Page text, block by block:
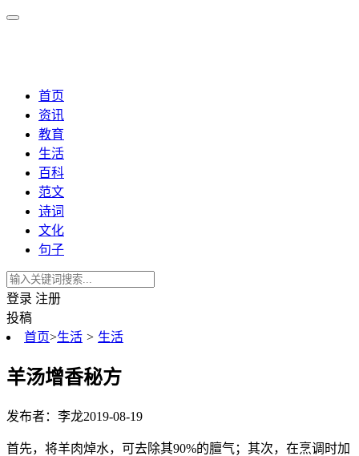
首页
资讯
教育
生活
百科
范文
诗词
文化
句子
登录 注册
投稿
首页>生活 > 生活
羊汤增香秘方
发布者：李龙2019-08-19
首先，将羊肉焯水，可去除其90%的膻气；其次，在烹调时加